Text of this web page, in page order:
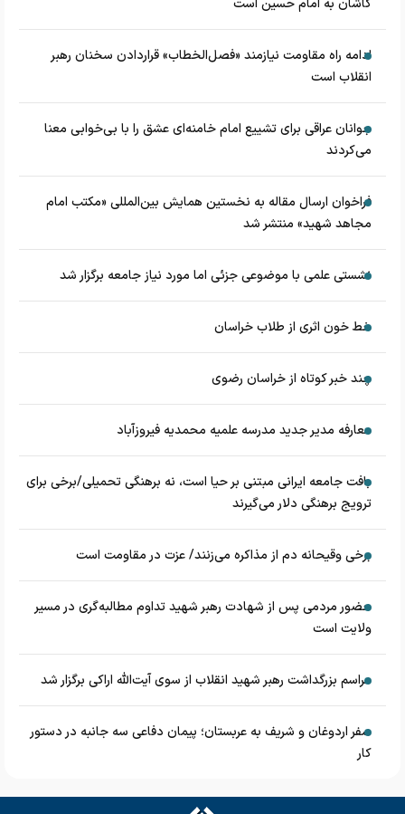
ادامه راه مقاومت نیازمند «فصل‌الخطاب» قراردادن سخنان رهبر
انقلاب است
جوانان عراقی برای تشییع امام خامنه‌ای عشق را با بی‌خوابی معنا
می‌کردند
فراخوان ارسال مقاله به نخستین همایش بین‌المللی «مکتب امام
مجاهد شهید» منتشر شد
نشستی علمی با موضوعی جزئی اما مورد نیاز جامعه برگزار شد
خط خون اثری از طلاب خراسان
چند خبر کوتاه از خراسان رضوی
معارفه مدیر جدید مدرسه علمیه محمدیه فیروزآباد
بافت جامعه ایرانی مبتنی بر حیا است، نه برهنگی تحمیلی/برخی برای
ترویج برهنگی دلار می‌گیرند
برخی وقیحانه دم از مذاکره می‌زنند/ عزت در مقاومت است
حضور مردمی پس از شهادت رهبر شهید تداوم مطالبه‌گری در مسیر
ولایت است
مراسم بزرگداشت رهبر شهید انقلاب از سوی آیت‌الله اراکی برگزار شد
سفر اردوغان و شریف به عربستان؛ پیمان دفاعی سه جانبه در دستور
کار